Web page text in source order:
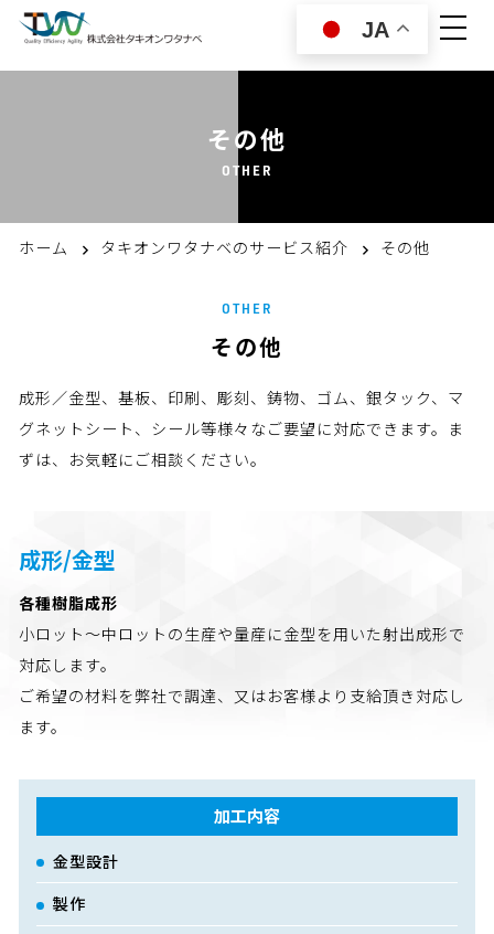
JA
その他
OTHER
ホーム タキオンワタナベのサービス紹介 その他
OTHER
その他
成形／金型、基板、印刷、彫刻、鋳物、ゴム、銀タック、マ
グネットシート、シール等様々なご要望に対応できます。ま
ずは、お気軽にご相談ください。
成形/金型
各種樹脂成形
小ロット～中ロットの生産や量産に金型を用いた射出成形で
対応します。
ご希望の材料を弊社で調達、又はお客様より支給頂き対応し
ます。
加工内容
金型設計
製作